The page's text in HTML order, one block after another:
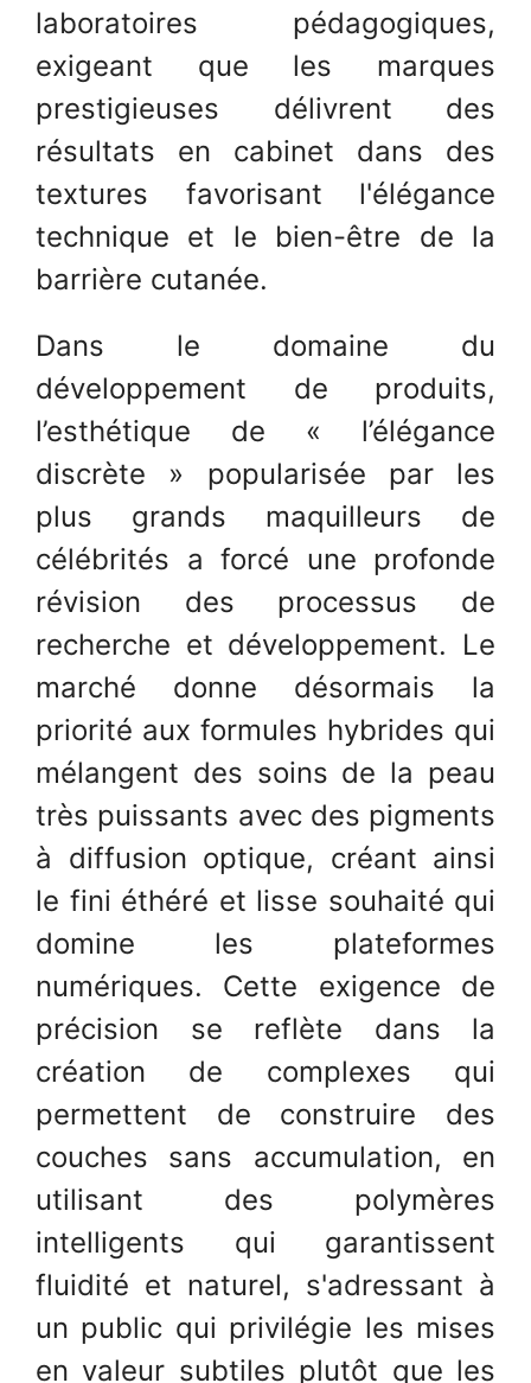
laboratoires pédagogiques,
exigeant que les marques
prestigieuses délivrent des
résultats en cabinet dans des
textures favorisant l'élégance
technique et le bien-être de la
barrière cutanée.
Dans le domaine du
développement de produits,
l’esthétique de « l’élégance
discrète » popularisée par les
plus grands maquilleurs de
célébrités a forcé une profonde
révision des processus de
recherche et développement. Le
marché donne désormais la
priorité aux formules hybrides qui
mélangent des soins de la peau
très puissants avec des pigments
à diffusion optique, créant ainsi
le fini éthéré et lisse souhaité qui
domine les plateformes
numériques. Cette exigence de
précision se reflète dans la
création de complexes qui
permettent de construire des
couches sans accumulation, en
utilisant des polymères
intelligents qui garantissent
fluidité et naturel, s'adressant à
un public qui privilégie les mises
en valeur subtiles plutôt que les